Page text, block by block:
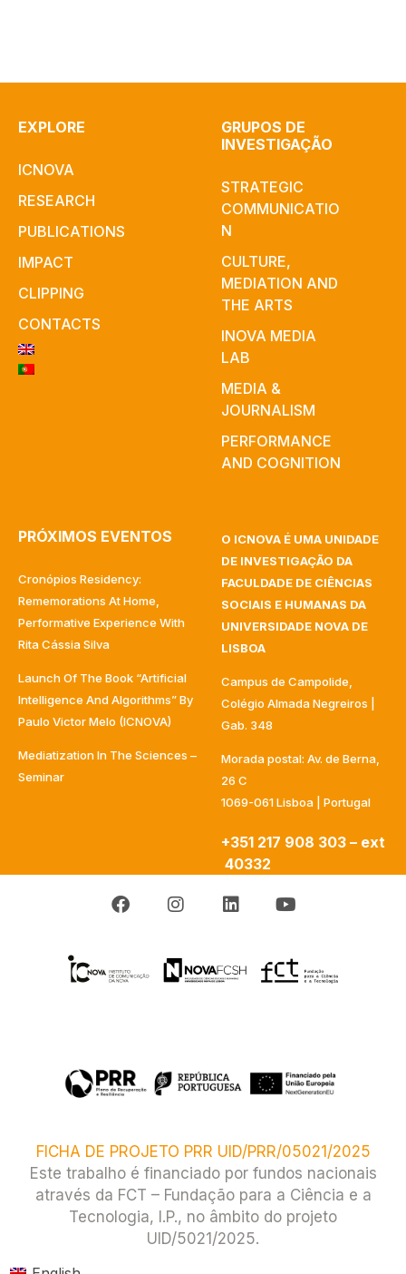
EXPLORE
ICNOVA
RESEARCH
PUBLICATIONS
IMPACT
CLIPPING
CONTACTS
GRUPOS DE
INVESTIGAÇÃO
STRATEGIC
COMMUNICATIO
N
CULTURE,
MEDIATION AND
THE ARTS
INOVA MEDIA
LAB
MEDIA &
JOURNALISM
PERFORMANCE
AND COGNITION
PRÓXIMOS EVENTOS
Cronópios Residency:
Rememorations At Home,
Performative Experience With
Rita Cássia Silva
Launch Of The Book “Artificial
Intelligence And Algorithms” By
Paulo Victor Melo (ICNOVA)
Mediatization In The Sciences –
Seminar
O ICNOVA É UMA UNIDADE
DE INVESTIGAÇÃO DA
FACULDADE DE CIÊNCIAS
SOCIAIS E HUMANAS DA
UNIVERSIDADE NOVA DE
LISBOA
Campus de Campolide,
Colégio Almada Negreiros |
Gab. 348
Morada postal: Av. de Berna,
26 C
1069-061 Lisboa | Portugal
+351 217 908 303 – ext
40332
FICHA DE PROJETO PRR UID/PRR/05021/2025
Este trabalho é financiado por fundos nacionais
através da FCT – Fundação para a Ciência e a
Tecnologia, I.P., no âmbito do projeto
UID/5021/2025.​